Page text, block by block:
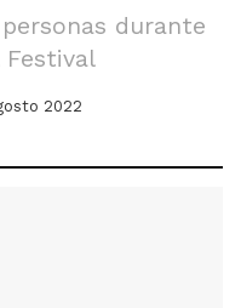
durante
2022